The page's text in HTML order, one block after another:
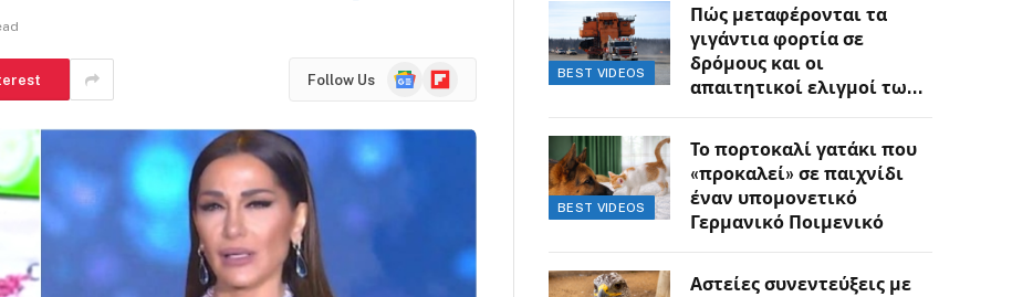
Follow Us
GoogleFlipboard BEST VIDEOS
Πώς μεταφέρονται τα
γιγάντια φορτία σε
δρόμους και οι
απαιτητικοί ελιγμοί των
BEST VIDEOS
Το πορτοκαλί γατάκι που
«προκαλεί» σε παιχνίδι
έναν υπομονετικό
Γερμανικό Ποιμενικό
Αστείες συνεντεύξεις με